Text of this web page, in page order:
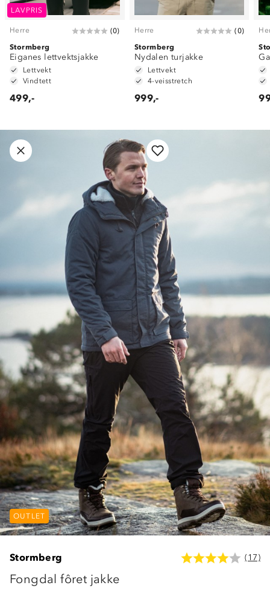
LAVPRIS
Herre (0)
Stormberg
Eiganes lettvektsjakke
Lettvekt
Vindtett
499,-
Herre (0)
Stormberg
Nydalen turjakke
Lettvekt
4-veisstretch
999,-
OUTLET
Stormberg (17)
Fongdal fôret jakke